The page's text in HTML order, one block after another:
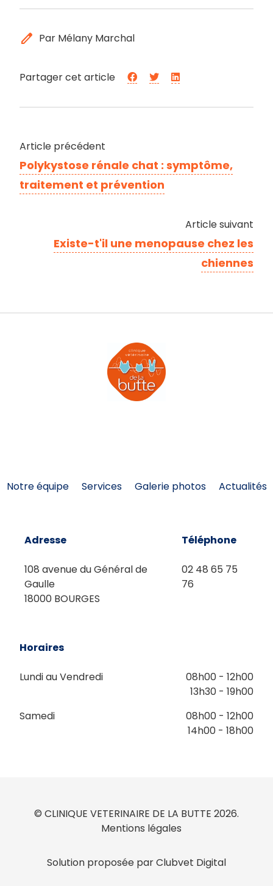
edit Par Mélany Marchal
Partager cet article
Article précédent
Polykystose rénale chat : symptôme,
traitement et prévention
Article suivant
Existe-t'il une menopause chez les
chiennes
Notre équipe Services Galerie photos Actualités
Adresse
108 avenue du Général de
Gaulle
18000 BOURGES
Téléphone
02 48 65 75
76
Horaires
Lundi au Vendredi
08h00 - 12h00
13h30 - 19h00
Samedi
08h00 - 12h00
14h00 - 18h00
© CLINIQUE VETERINAIRE DE LA BUTTE 2026.
Mentions légales
Solution proposée par Clubvet Digital